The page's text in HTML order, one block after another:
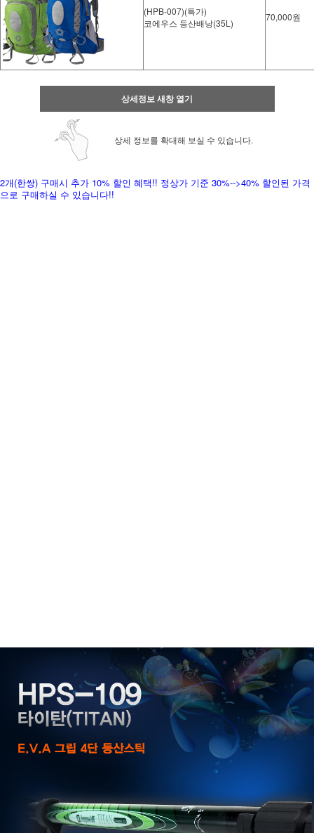
(HPB-007)(특가)
코에우스 등산배낭(35L)
70,000원
상세정보 새창 열기
상세 정보를 확대해 보실 수 있습니다.
2개(한쌍) 구매시 추가 10% 할인 혜택!! 정상가 기준 30%-->40% 할인된 가격
으로 구매하실 수 있습니다!!